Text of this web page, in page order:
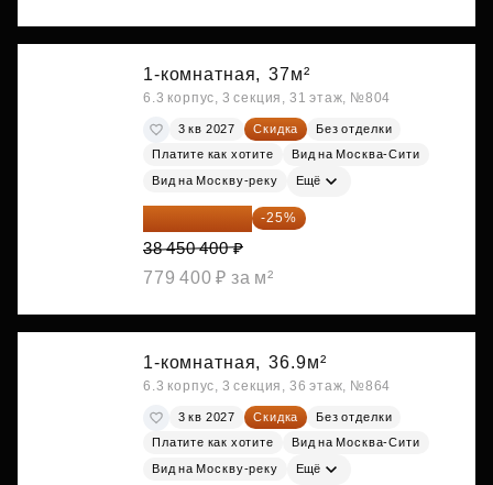
1-комнатная, 37м²
6.3 корпус, 3 секция, 31 этаж, №804
3 кв 2027 Скидка
Без отделки
Платите как хотите
Вид на Москва-Сити
Вид на Москву-реку Ещё
28 837 800 ₽ -25%
38 450 400 ₽
779 400 ₽ за м²
1-комнатная, 36.9м²
6.3 корпус, 3 секция, 36 этаж, №864
3 кв 2027 Скидка
Без отделки
Платите как хотите
Вид на Москва-Сити
Вид на Москву-реку Ещё